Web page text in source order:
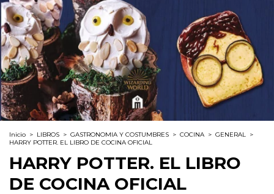
Inicio > LIBROS > GASTRONOMIA Y COSTUMBRES > COCINA > GENERAL >
HARRY POTTER. EL LIBRO DE COCINA OFICIAL
HARRY POTTER. EL LIBRO
DE COCINA OFICIAL